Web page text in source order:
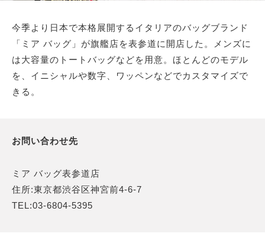
今季より日本で本格展開するイタリアのバッグブランド
「ミア バッグ」が旗艦店を表参道に開店した。メンズに
は大容量のトートバッグなどを用意。ほとんどのモデル
を、イニシャルや数字、ワッペンなどでカスタマイズで
きる。
お問い合わせ先
ミア バッグ表参道店
住所:東京都渋谷区神宮前4-6-7
TEL:03-6804-5395